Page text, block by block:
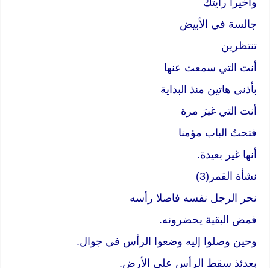
جالسة في الأبيض
تنتظرين
أنت التي سمعت عنها
بأذني هاتين منذ البداية
أنت التي غيرَ مرة
فتحتُ الباب مؤمنا
أنها غير بعيدة.
نشأة القمر(3)
نحر الرجل نفسه فاصلا رأسه
فمض البقية يحضرونه.
وحين وصلوا إليه وضعوا الرأس في جوال.
بعدئذ سقط الرأس على الأرض.